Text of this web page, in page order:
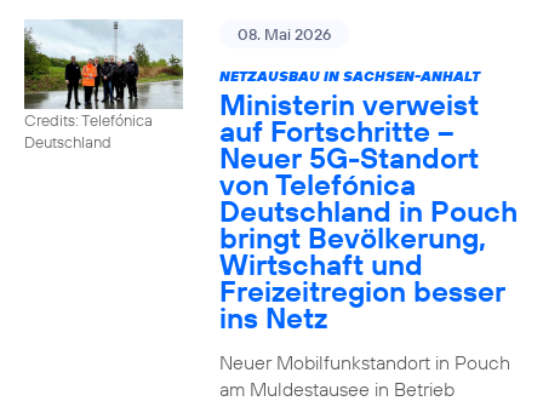
Credits: Telefónica
Deutschland
08. Mai 2026
NETZAUSBAU IN SACHSEN-ANHALT
Ministerin verweist
auf Fortschritte –
Neuer 5G-Standort
von Telefónica
Deutschland in Pouch
bringt Bevölkerung,
Wirtschaft und
Freizeitregion besser
ins Netz
Neuer Mobilfunkstandort in Pouch
am Muldestausee in Betrieb